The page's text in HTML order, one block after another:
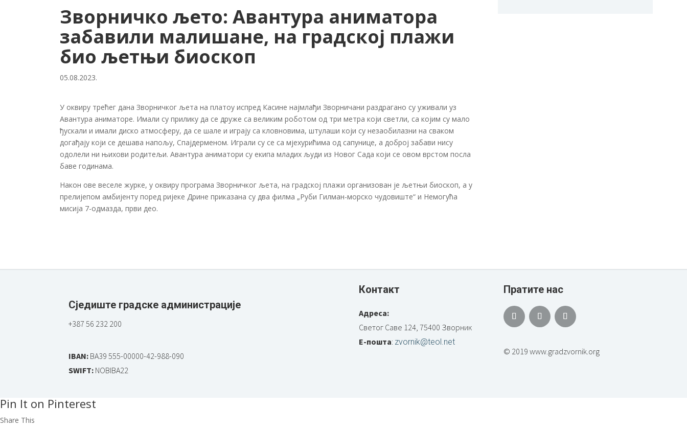
Зворничко љето: Авантура аниматора
забавили малишане, на градској плажи
био љетњи биоскоп
05.08.2023.
У оквиру трећег дана Зворничког љета на платоу испред Касине најмлађи Зворничани раздрагано су уживали уз
Авантура аниматоре. Имали су прилику да се друже са великим роботом од три метра који светли, са којим су мало
ђускали и имали диско атмосферу, да се шале и играју са кловновима, штулаши који су незаобилазни на сваком
догађају који се дешава напољу, Спајдерменом. Играли су се са мјехурићима од сапунице, а доброј забави нису
одолели ни њихови родитељи. Авантура аниматори су екипа младих људи из Новог Сада који се овом врстом посла
баве годинама.
Након ове веселе журке, у оквиру програма Зворничког љета, на градској плажи организован је љетњи биоскоп, а у
прелијепом амбијенту поред ријеке Дрине приказана су два филма „Руби Гилман-морско чудовиште“ и Немогућа
мисија 7-одмазда, први део.
Сједиште градске администрације
+387 56 232 200
IBAN: BA39 555-00000-42-988-090
SWIFT: NOBIBA22
Контакт
Адреса:
Светог Саве 124, 75400 Зворник
Е-пошта: zvornik@teol.net
Пратите нас
© 2019 www.gradzvornik.org
Pin It on Pinterest
Share This